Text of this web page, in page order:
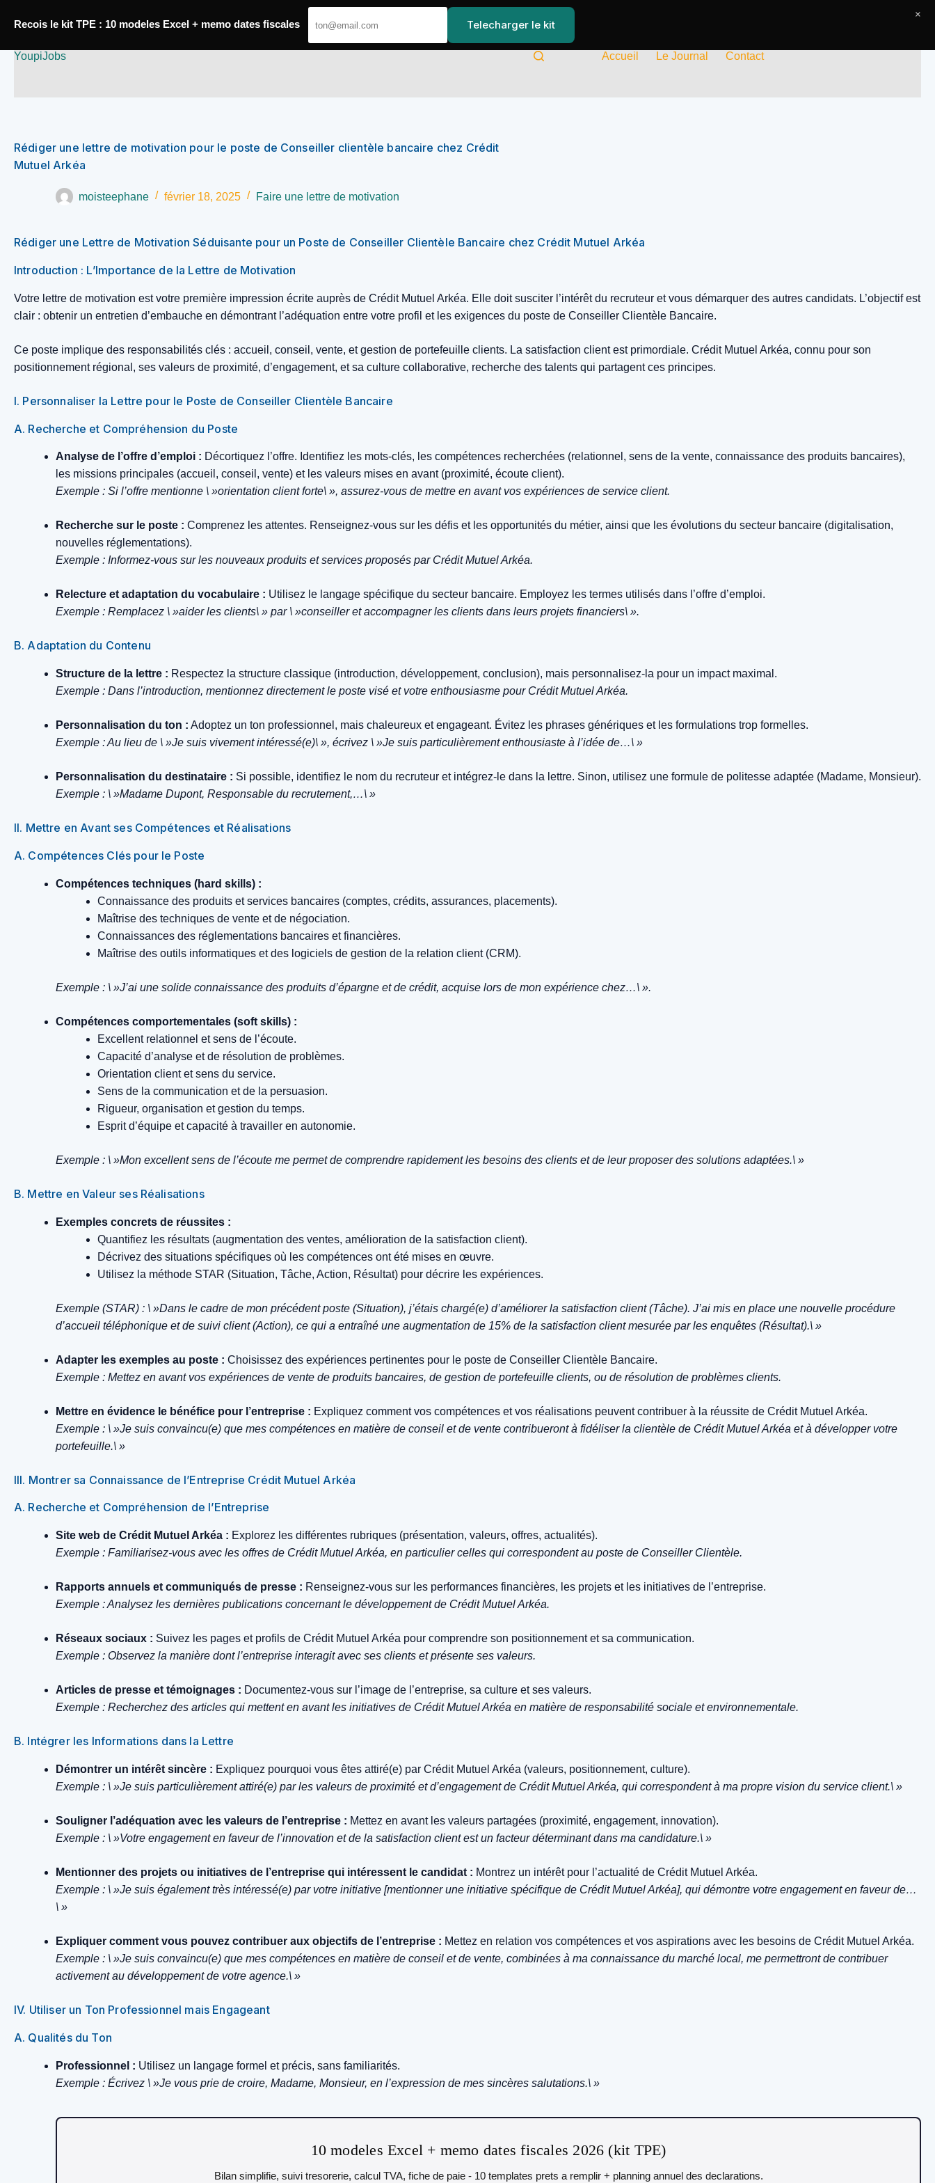
Passer
contenu
YoupiJobs Accueil Le Journal Contact
Rédiger une lettre de motivation pour le poste de Conseiller clientèle bancaire chez Crédit
Mutuel Arkéa
moisteephane février 18, 2025 Faire une lettre de motivation
Rédiger une Lettre de Motivation Séduisante pour un Poste de Conseiller Clientèle Bancaire chez Crédit Mutuel Arkéa
Introduction : L’Importance de la Lettre de Motivation
Votre lettre de motivation est votre première impression écrite auprès de Crédit Mutuel Arkéa. Elle doit susciter l’intérêt du recruteur et vous démarquer des autres candidats. L’objectif est
clair : obtenir un entretien d’embauche en démontrant l’adéquation entre votre profil et les exigences du poste de Conseiller Clientèle Bancaire.
Ce poste implique des responsabilités clés : accueil, conseil, vente, et gestion de portefeuille clients. La satisfaction client est primordiale. Crédit Mutuel Arkéa, connu pour son
positionnement régional, ses valeurs de proximité, d’engagement, et sa culture collaborative, recherche des talents qui partagent ces principes.
I. Personnaliser la Lettre pour le Poste de Conseiller Clientèle Bancaire
A. Recherche et Compréhension du Poste
Analyse de l’offre d’emploi : Décortiquez l’offre. Identifiez les mots-clés, les compétences recherchées (relationnel, sens de la vente, connaissance des produits bancaires),
les missions principales (accueil, conseil, vente) et les valeurs mises en avant (proximité, écoute client).
Exemple : Si l’offre mentionne \ »orientation client forte\ », assurez-vous de mettre en avant vos expériences de service client.
Recherche sur le poste : Comprenez les attentes. Renseignez-vous sur les défis et les opportunités du métier, ainsi que les évolutions du secteur bancaire (digitalisation,
nouvelles réglementations).
Exemple : Informez-vous sur les nouveaux produits et services proposés par Crédit Mutuel Arkéa.
Relecture et adaptation du vocabulaire : Utilisez le langage spécifique du secteur bancaire. Employez les termes utilisés dans l’offre d’emploi.
Exemple : Remplacez \ »aider les clients\ » par \ »conseiller et accompagner les clients dans leurs projets financiers\ ».
B. Adaptation du Contenu
Structure de la lettre : Respectez la structure classique (introduction, développement, conclusion), mais personnalisez-la pour un impact maximal.
Exemple : Dans l’introduction, mentionnez directement le poste visé et votre enthousiasme pour Crédit Mutuel Arkéa.
Personnalisation du ton : Adoptez un ton professionnel, mais chaleureux et engageant. Évitez les phrases génériques et les formulations trop formelles.
Exemple : Au lieu de \ »Je suis vivement intéressé(e)\ », écrivez \ »Je suis particulièrement enthousiaste à l’idée de…\ »
Personnalisation du destinataire : Si possible, identifiez le nom du recruteur et intégrez-le dans la lettre. Sinon, utilisez une formule de politesse adaptée (Madame, Monsieur).
Exemple : \ »Madame Dupont, Responsable du recrutement,…\ »
II. Mettre en Avant ses Compétences et Réalisations
A. Compétences Clés pour le Poste
Compétences techniques (hard skills) :
Connaissance des produits et services bancaires (comptes, crédits, assurances, placements).
Maîtrise des techniques de vente et de négociation.
Connaissances des réglementations bancaires et financières.
Maîtrise des outils informatiques et des logiciels de gestion de la relation client (CRM).
Exemple : \ »J’ai une solide connaissance des produits d’épargne et de crédit, acquise lors de mon expérience chez…\ ».
Compétences comportementales (soft skills) :
Excellent relationnel et sens de l’écoute.
Capacité d’analyse et de résolution de problèmes.
Orientation client et sens du service.
Sens de la communication et de la persuasion.
Rigueur, organisation et gestion du temps.
Esprit d’équipe et capacité à travailler en autonomie.
Exemple : \ »Mon excellent sens de l’écoute me permet de comprendre rapidement les besoins des clients et de leur proposer des solutions adaptées.\ »
B. Mettre en Valeur ses Réalisations
Exemples concrets de réussites :
Quantifiez les résultats (augmentation des ventes, amélioration de la satisfaction client).
Décrivez des situations spécifiques où les compétences ont été mises en œuvre.
Utilisez la méthode STAR (Situation, Tâche, Action, Résultat) pour décrire les expériences.
Exemple (STAR) : \ »Dans le cadre de mon précédent poste (Situation), j’étais chargé(e) d’améliorer la satisfaction client (Tâche). J’ai mis en place une nouvelle procédure
d’accueil téléphonique et de suivi client (Action), ce qui a entraîné une augmentation de 15% de la satisfaction client mesurée par les enquêtes (Résultat).\ »
Adapter les exemples au poste : Choisissez des expériences pertinentes pour le poste de Conseiller Clientèle Bancaire.
Exemple : Mettez en avant vos expériences de vente de produits bancaires, de gestion de portefeuille clients, ou de résolution de problèmes clients.
Mettre en évidence le bénéfice pour l’entreprise : Expliquez comment vos compétences et vos réalisations peuvent contribuer à la réussite de Crédit Mutuel Arkéa.
Exemple : \ »Je suis convaincu(e) que mes compétences en matière de conseil et de vente contribueront à fidéliser la clientèle de Crédit Mutuel Arkéa et à développer votre
portefeuille.\ »
III. Montrer sa Connaissance de l’Entreprise Crédit Mutuel Arkéa
A. Recherche et Compréhension de l’Entreprise
Site web de Crédit Mutuel Arkéa : Explorez les différentes rubriques (présentation, valeurs, offres, actualités).
Exemple : Familiarisez-vous avec les offres de Crédit Mutuel Arkéa, en particulier celles qui correspondent au poste de Conseiller Clientèle.
Rapports annuels et communiqués de presse : Renseignez-vous sur les performances financières, les projets et les initiatives de l’entreprise.
Exemple : Analysez les dernières publications concernant le développement de Crédit Mutuel Arkéa.
Réseaux sociaux : Suivez les pages et profils de Crédit Mutuel Arkéa pour comprendre son positionnement et sa communication.
Exemple : Observez la manière dont l’entreprise interagit avec ses clients et présente ses valeurs.
Articles de presse et témoignages : Documentez-vous sur l’image de l’entreprise, sa culture et ses valeurs.
Exemple : Recherchez des articles qui mettent en avant les initiatives de Crédit Mutuel Arkéa en matière de responsabilité sociale et environnementale.
B. Intégrer les Informations dans la Lettre
Démontrer un intérêt sincère : Expliquez pourquoi vous êtes attiré(e) par Crédit Mutuel Arkéa (valeurs, positionnement, culture).
Exemple : \ »Je suis particulièrement attiré(e) par les valeurs de proximité et d’engagement de Crédit Mutuel Arkéa, qui correspondent à ma propre vision du service client.\ »
Souligner l’adéquation avec les valeurs de l’entreprise : Mettez en avant les valeurs partagées (proximité, engagement, innovation).
Exemple : \ »Votre engagement en faveur de l’innovation et de la satisfaction client est un facteur déterminant dans ma candidature.\ »
Mentionner des projets ou initiatives de l’entreprise qui intéressent le candidat : Montrez un intérêt pour l’actualité de Crédit Mutuel Arkéa.
Exemple : \ »Je suis également très intéressé(e) par votre initiative [mentionner une initiative spécifique de Crédit Mutuel Arkéa], qui démontre votre engagement en faveur de…
\ »
Expliquer comment vous pouvez contribuer aux objectifs de l’entreprise : Mettez en relation vos compétences et vos aspirations avec les besoins de Crédit Mutuel Arkéa.
Exemple : \ »Je suis convaincu(e) que mes compétences en matière de conseil et de vente, combinées à ma connaissance du marché local, me permettront de contribuer
activement au développement de votre agence.\ »
IV. Utiliser un Ton Professionnel mais Engageant
A. Qualités du Ton
Professionnel : Utilisez un langage formel et précis, sans familiarités.
Exemple : Écrivez \ »Je vous prie de croire, Madame, Monsieur, en l’expression de mes sincères salutations.\ »
10 modeles Excel + memo dates fiscales 2026 (kit TPE)
Bilan simplifie, suivi tresorerie, calcul TVA, fiche de paie - 10 templates prets a remplir + planning annuel des declarations.
Recois le kit TPE : 10 modeles Excel + memo dates fiscales Telecharger le kit
×